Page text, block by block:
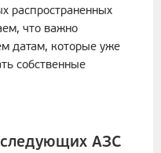
распространенных
что важно
датам, которые уже
собственные
АЗС